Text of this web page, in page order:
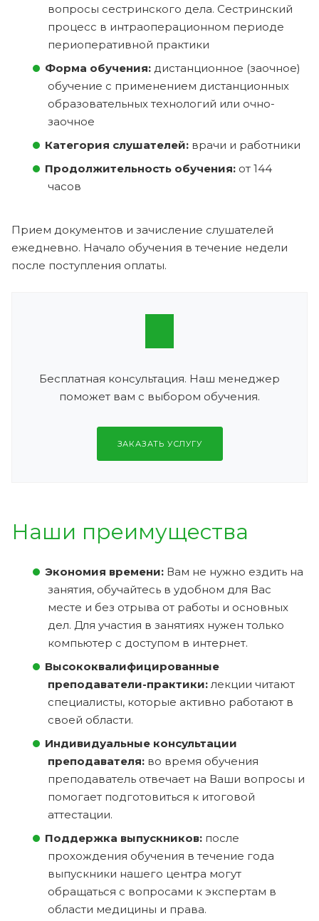
вопросы сестринского дела. Сестринский
процесс в интраоперационном периоде
периоперативной практики
Форма обучения: дистанционное (заочное)
обучение с применением дистанционных
образовательных технологий или очно-
заочное
Категория слушателей: врачи и работники
Продолжительность обучения: от 144
часов
Прием документов и зачисление слушателей
ежедневно. Начало обучения в течение недели
после поступления оплаты.
Бесплатная консультация. Наш менеджер
поможет вам с выбором обучения.
ЗАКАЗАТЬ УСЛУГУ
Наши преимущества
Экономия времени: Вам не нужно ездить на
занятия, обучайтесь в удобном для Вас
месте и без отрыва от работы и основных
дел. Для участия в занятиях нужен только
компьютер с доступом в интернет.
Высококвалифицированные
преподаватели-практики: лекции читают
специалисты, которые активно работают в
своей области.
Индивидуальные консультации
преподавателя: во время обучения
преподаватель отвечает на Ваши вопросы и
помогает подготовиться к итоговой
аттестации.
Поддержка выпускников: после
прохождения обучения в течение года
выпускники нашего центра могут
обращаться с вопросами к экспертам в
области медицины и права.